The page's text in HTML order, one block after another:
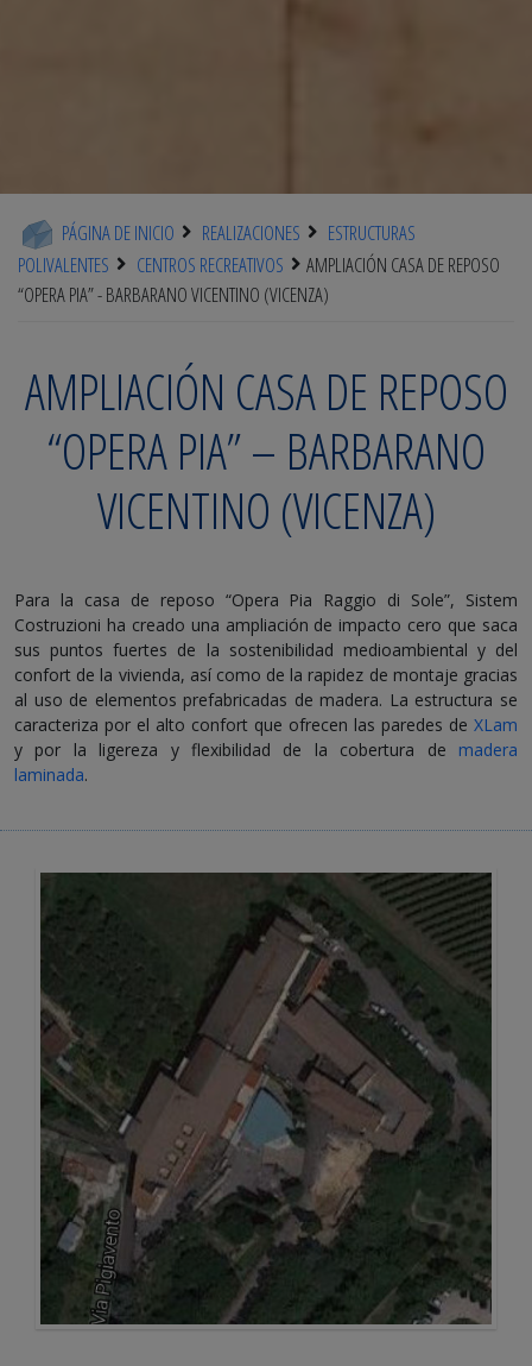
PÁGINA DE INICIO REALIZACIONES
ESTRUCTURAS
POLIVALENTES
CENTROS RECREATIVOS
AMPLIACIÓN CASA DE REPOSO
“OPERA PIA” - BARBARANO VICENTINO (VICENZA)
AMPLIACIÓN CASA DE REPOSO
“OPERA PIA” – BARBARANO
VICENTINO (VICENZA)
Para la casa de reposo “Opera Pia Raggio di Sole”, Sistem
Costruzioni ha creado una ampliación de impacto cero que saca
sus puntos fuertes de la sostenibilidad medioambiental y del
confort de la vivienda, así como de la rapidez de montaje gracias
al uso de elementos prefabricadas de madera. La estructura se
caracteriza por el alto confort que ofrecen las paredes de XLam
y por la ligereza y flexibilidad de la cobertura de madera
laminada.